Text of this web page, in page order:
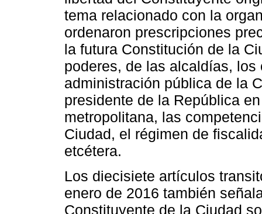
tema relacionado con la
ordenaron prescripciones
la futura Constitución de la
poderes, de las alcaldías,
administración pública de la
presidente de la República
metropolitana, las
Ciudad, el régimen de
etcétera.
Los diecisiete artículos
enero de 2016 también
Constituyente de la Ciudad